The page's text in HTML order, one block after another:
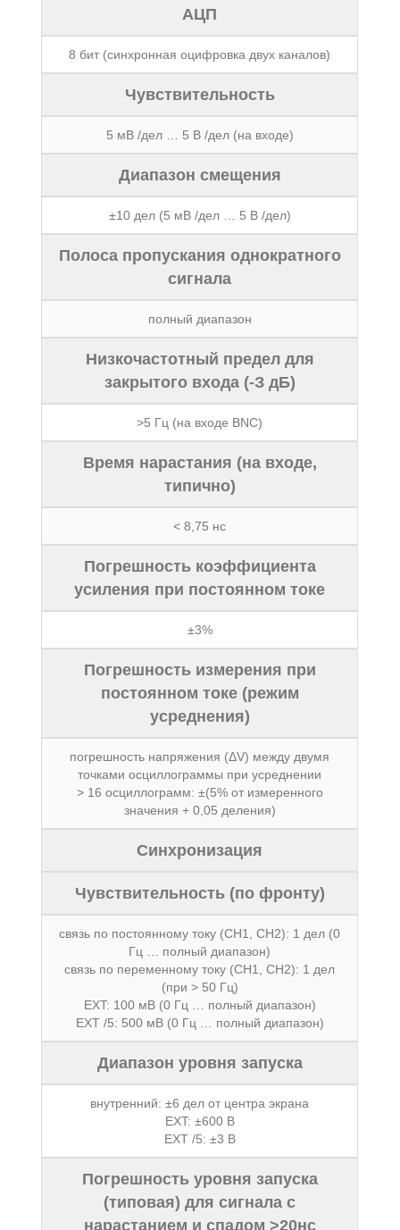
АЦП
8 бит (синхронная оцифровка двух каналов)
Чувствительность
5 мВ /дел … 5 В /дел (на входе)
Диапазон смещения
±10 дел (5 мВ /дел … 5 В /дел)
Полоса пропускания однократного
сигнала
полный диапазон
Низкочастотный предел для
закрытого входа (-З дБ)
>5 Гц (на входе BNC)
Время нарастания (на входе,
типично)
< 8,75 нс
Погрешность коэффициента
усиления при постоянном токе
±3%
Погрешность измерения при
постоянном токе (режим
усреднения)
погрешность напряжения (ΔV) между двумя
точками осциллограммы при усреднении
> 16 осциллограмм: ±(5% от измеренного
значения + 0,05 деления)
Синхронизация
Чувствительность (по фронту)
связь по постоянному току (CH1, CH2): 1 дел (0
Гц … полный диапазон)
связь по переменному току (CH1, CH2): 1 дел
(при > 50 Гц)
EXT: 100 мВ (0 Гц … полный диапазон)
EXT /5: 500 мВ (0 Гц … полный диапазон)
Диапазон уровня запуска
внутренний: ±6 дел от центра экрана
EXT: ±600 В
EXT /5: ±3 В
Погрешность уровня запуска
(типовая) для сигнала с
нарастанием и спадом >20нс